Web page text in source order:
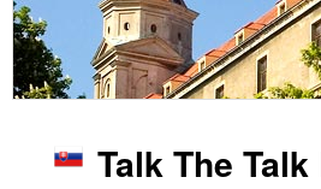
Talk The Talk